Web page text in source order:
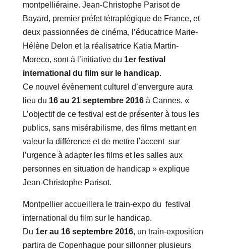
montpelliéraine. Jean-Christophe Parisot de
Bayard, premier préfet tétraplégique de France, et
deux passionnées de cinéma, l’éducatrice Marie-
Hélène Delon et la réalisatrice Katia Martin-
Moreco, sont à l’initiative du 1er festival
international du film sur le handicap.
Ce nouvel évènement culturel d’envergure aura
lieu du 16 au 21 septembre 2016à Cannes. «
L’objectif de ce festival est de présenter à tous les
publics, sans misérabilisme, des films mettant en
valeur la différence et de mettre l’accent sur
l’urgence à adapter les films et les salles aux
personnes en situation de handicap » explique
Jean-Christophe Parisot.
Montpellier accueillera le train-expo du festival
international du film sur le handicap.
Du 1er au 16 septembre 2016, un train-exposition
partira de Copenhague pour sillonner plusieurs